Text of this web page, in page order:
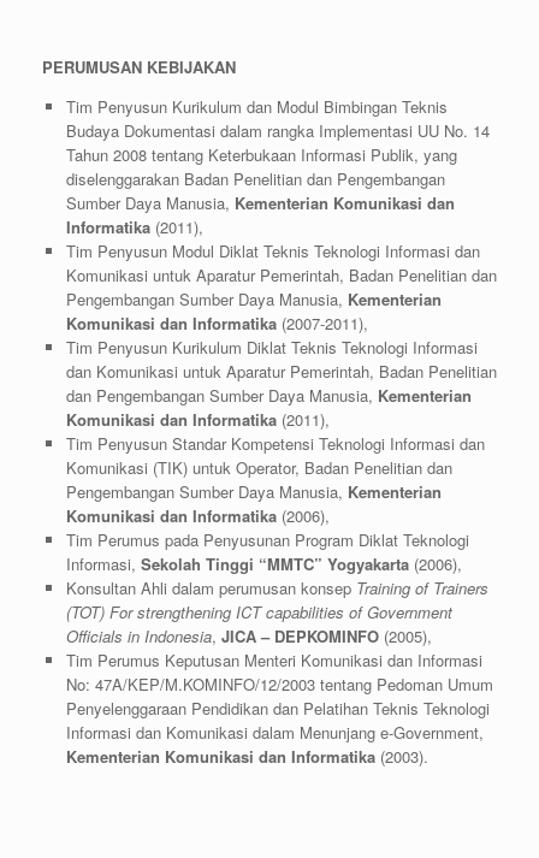
PERUMUSAN KEBIJAKAN
Tim Penyusun Kurikulum dan Modul Bimbingan Teknis
Budaya Dokumentasi dalam rangka Implementasi UU No. 14
Tahun 2008 tentang Keterbukaan Informasi Publik, yang
diselenggarakan Badan Penelitian dan Pengembangan
Sumber Daya Manusia, Kementerian Komunikasi dan
Informatika(2011),
Tim Penyusun Modul Diklat Teknis Teknologi Informasi dan
Komunikasi untuk Aparatur Pemerintah, Badan Penelitian dan
Pengembangan Sumber Daya Manusia, Kementerian
Komunikasi dan Informatika(2007-2011),
Tim Penyusun Kurikulum Diklat Teknis Teknologi Informasi
dan Komunikasi untuk Aparatur Pemerintah, Badan Penelitian
dan Pengembangan Sumber Daya Manusia, Kementerian
Komunikasi dan Informatika(2011),
Tim Penyusun Standar Kompetensi Teknologi Informasi dan
Komunikasi (TIK) untuk Operator, Badan Penelitian dan
Pengembangan Sumber Daya Manusia, Kementerian
Komunikasi dan Informatika(2006),
Tim Perumus pada Penyusunan Program Diklat Teknologi
Informasi, Sekolah Tinggi “MMTC” Yogyakarta (2006),
Konsultan Ahli dalam perumusan konsep Training of Trainers
(TOT) For strengthening ICT capabilities of Government
Officials in Indonesia, JICA – DEPKOMINFO(2005),
Tim Perumus Keputusan Menteri Komunikasi dan Informasi
No: 47A/KEP/M.KOMINFO/12/2003 tentang Pedoman Umum
Penyelenggaraan Pendidikan dan Pelatihan Teknis Teknologi
Informasi dan Komunikasi dalam Menunjang e-Government,
Kementerian Komunikasi dan Informatika(2003).